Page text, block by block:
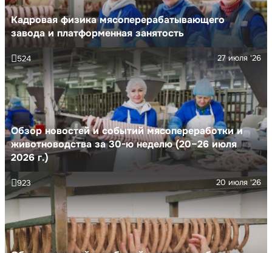
Кадровая физика мясоперерабатывающего
завода и платформенная занятость
Обзор новостей и событий мясопереработки и
животноводства за 30-ю неделю (20–26 июля
2026 г.)
27 июля '26
524
20 июля '26
923